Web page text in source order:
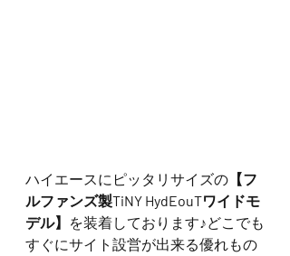
ハイエースにピッタリサイズの 【フ
ルファンズ製TiNY HydEouTワイドモ
デル】
を装着しております♪どこでも
すぐにサイト設営が出来る優れもの